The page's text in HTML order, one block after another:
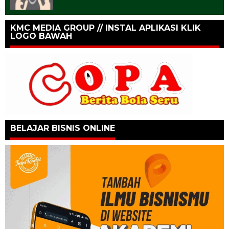
KMC MEDIA GROUP // INSTAL APLIKASI KLIK
LOGO BAWAH
BELAJAR BISNIS ONLINE